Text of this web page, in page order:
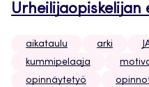
Urheilijaopiskelijan
aikataulu arki
kummipelaaja
opinnäytetyö